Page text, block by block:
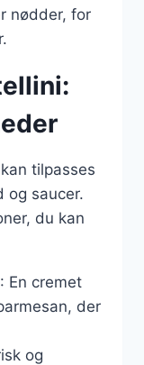
nødder, for
tilpasses
og saucer.
du kan
: En cremet
der
og